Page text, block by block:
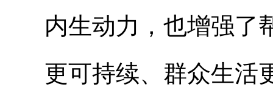
内生动力，也增强了
更可持续、群众生活